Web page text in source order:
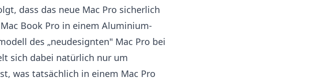
dass das neue Mac Pro sicherlich
Book Pro in einem Aluminium-
des „neudesignten" Mac Pro bei
sich dabei natürlich nur um
was tatsächlich in einem Mac Pro